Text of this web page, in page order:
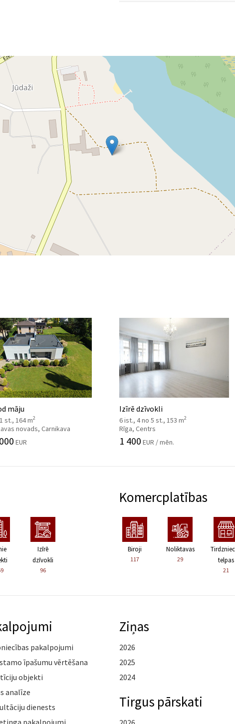
māju
st., 164 m2
novads, Carnikava
EUR
Izīrē dzīvokli
6 ist., 4 no 5 st., 153 m2
Rīga, Centrs
1 400 EUR / mēn.
Izīrē
dzīvokli
96
Komercplatības
Biroji
117
Noliktavas
29
telpas
21
pakalpojumi
īpašumu vērtēšana
objekti
analīze
dienests
Ziņas
2026
2025
2024
Tirgus pārskati